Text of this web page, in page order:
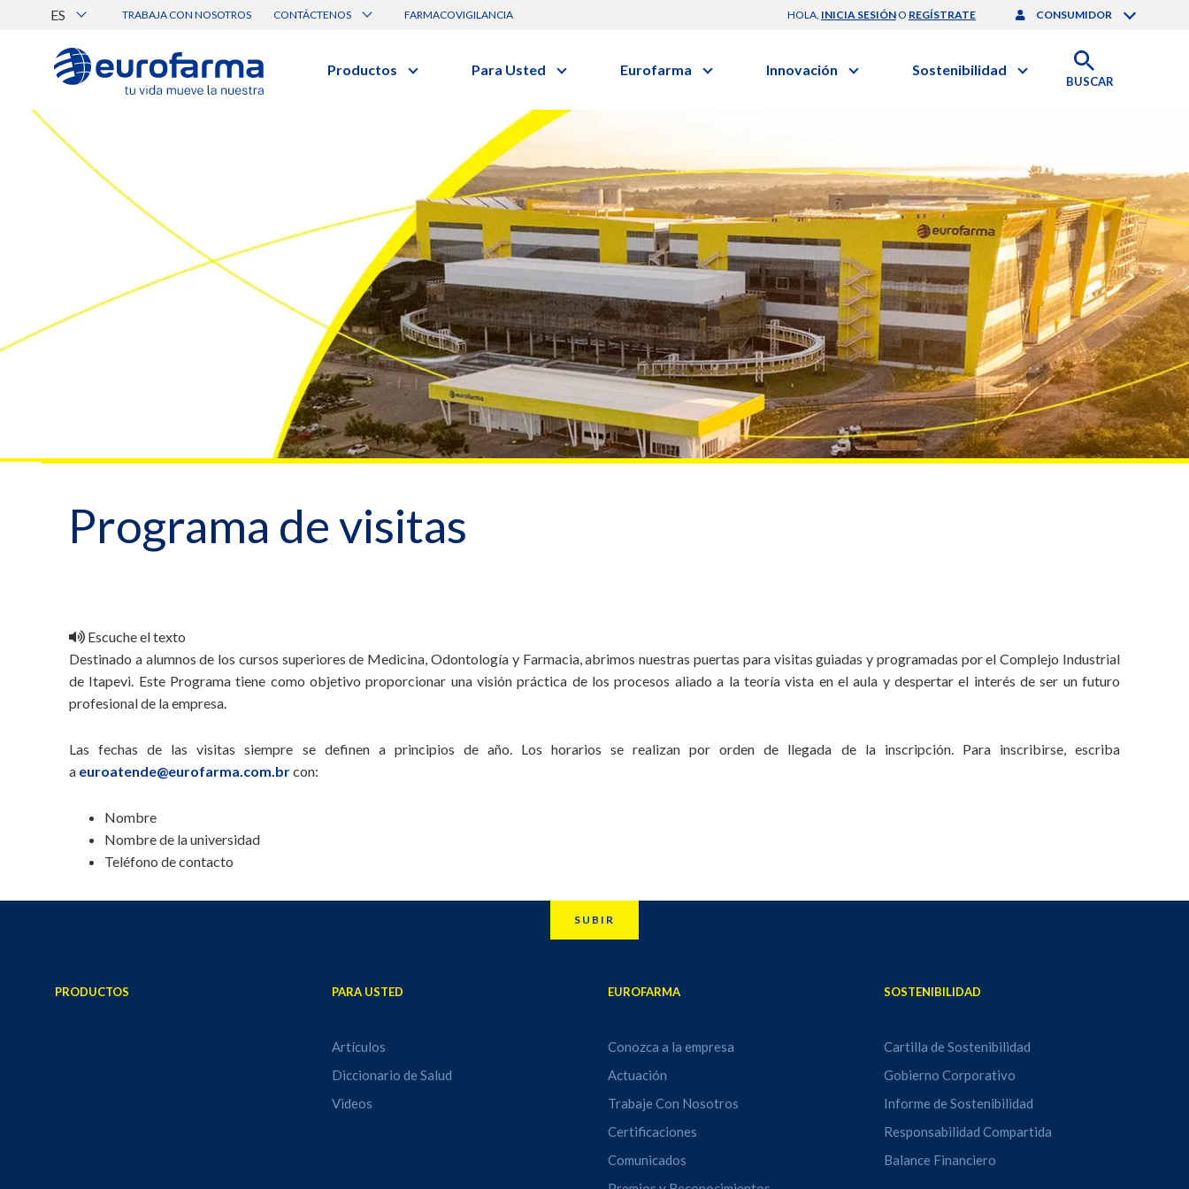
ES TRABAJA CON NOSOTROS CONTÁCTENOS
Canal de Ética Eurofarma
FARMACOVIGILANCIA HOLA, INICIA SESIÓNO REGÍSTRATE CONSUMIDOR
Productos
Búsqueda por nombre, principio activo o clase terapéutica.
Para Usted
Artículos
Diccionario de Salud
Videos
Eurofarma
Actuación
Certificaciones
Comunicados
Premios y Reconocimientos
Programa de Visitas
Dónde Estamos
Sala de prensa
Innovación
Investigación y Desarrollo
Profesionales de Salud | EurON Pro
Sostenibilidad
Responsabilidad Compartida
Balance Financiero
BUSCAR
Programa de visitas
Escuche el texto
Destinado a alumnos de los cursos superiores de Medicina, Odontología y Farmacia, abrimos nuestras puertas para visitas guiadas y programadas por el Complejo Industrial
de Itapevi. Este Programa tiene como objetivo proporcionar una visión práctica de los procesos aliado a la teoría vista en el aula y despertar el interés de ser un futuro
profesional de la empresa.
Las fechas de las visitas siempre se definen a principios de año. Los horarios se realizan por orden de llegada de la inscripción. Para inscribirse, escriba
a euroatende@eurofarma.com.brcon:
Nombre
Nombre de la universidad
Teléfono de contacto
SUBIR
PRODUCTOS PARA USTED
Artículos
Diccionario de Salud
Videos
EUROFARMA
Conozca a la empresa
Actuación
Trabaje Con Nosotros
Certificaciones
Comunicados
SOSTENIBILIDAD
Cartilla de Sostenibilidad
Gobierno Corporativo
Informe de Sostenibilidad
Responsabilidad Compartida
Balance Financiero